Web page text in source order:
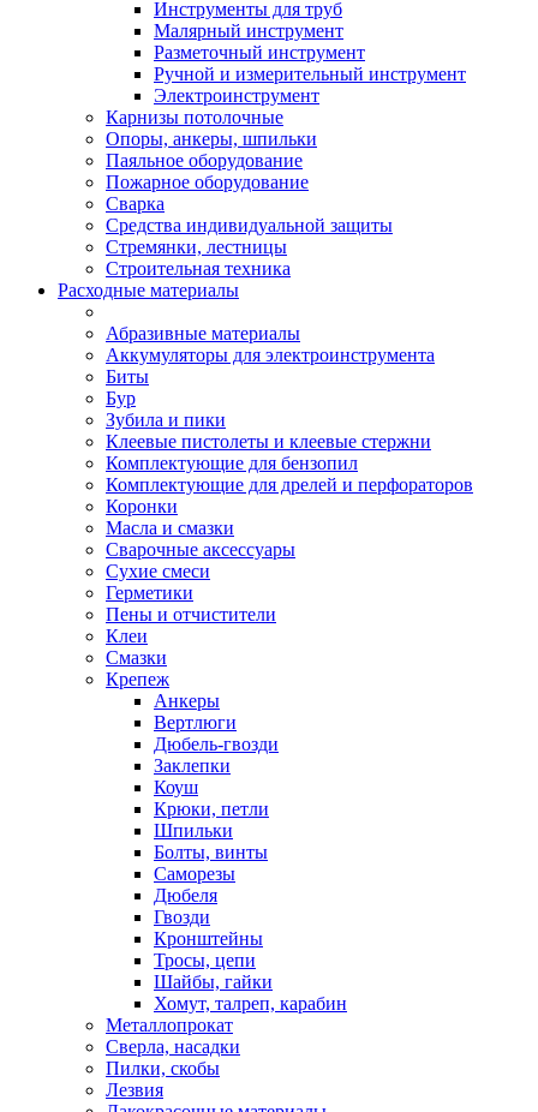
Инструменты для труб
Малярный инструмент
Разметочный инструмент
Ручной и измерительный инструмент
Электроинструмент
Карнизы потолочные
Опоры, анкеры, шпильки
Паяльное оборудование
Пожарное оборудование
Сварка
Средства индивидуальной защиты
Стремянки, лестницы
Строительная техника
Расходные материалы
Абразивные материалы
Аккумуляторы для электроинструмента
Биты
Бур
Зубила и пики
Клеевые пистолеты и клеевые стержни
Комплектующие для бензопил
Комплектующие для дрелей и перфораторов
Коронки
Масла и смазки
Сварочные аксессуары
Сухие смеси
Герметики
Пены и отчистители
Клеи
Смазки
Крепеж
Анкеры
Вертлюги
Дюбель-гвозди
Заклепки
Коуш
Крюки, петли
Шпильки
Болты, винты
Саморезы
Дюбеля
Гвозди
Кронштейны
Тросы, цепи
Шайбы, гайки
Хомут, талреп, карабин
Металлопрокат
Сверла, насадки
Пилки, скобы
Лезвия